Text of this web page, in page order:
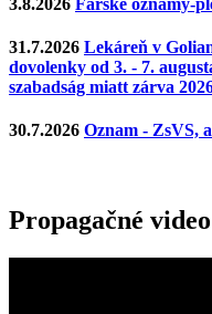
31.7.2026 Lekáreň v
dovolenky od 3. - 7.
szabadság miatt zárva
30.7.2026 Oznam - ZsVS,
Propagačné